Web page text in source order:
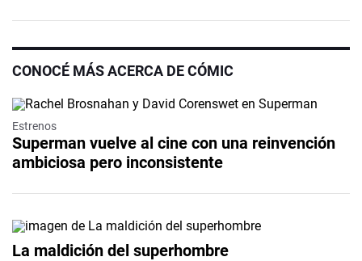
CONOCÉ MÁS ACERCA DE CÓMIC
Estrenos
Superman vuelve al cine con una reinvención
ambiciosa pero inconsistente
La maldición del superhombre